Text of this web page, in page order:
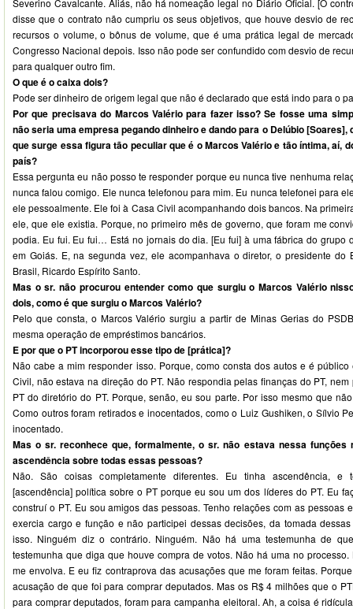
Severino Cavalcante. Aliás, não há nomeação legal no Diário Oficial. [O
disse que o contrato não cumpriu os seus objetivos, que houve desvio de
recursos o volume, o bônus de volume, que é uma prática legal de
Congresso Nacional depois. Isso não pode ser confundido com desvio de
para qualquer outro fim.
O que é o caixa dois?
Pode ser dinheiro de origem legal que não é declarado que está indo para o
Por que precisava do Marcos Valério para fazer isso? Se fosse uma
não seria uma empresa pegando dinheiro e dando para o Delúbio [Soares],
que surge essa figura tão peculiar que é o Marcos Valério e tão íntima, aí,
país?
Essa pergunta eu não posso te responder porque eu nunca tive nenhuma
nunca falou comigo. Ele nunca telefonou para mim. Eu nunca telefonei para
ele pessoalmente. Ele foi à Casa Civil acompanhando dois bancos. Na
ele, que ele existia. Porque, no primeiro mês de governo, que foram me
podia. Eu fui. Eu fui… Está no jornais do dia. [Eu fui] à uma fábrica do grupo
em Goiás. E, na segunda vez, ele acompanhava o diretor, o presidente do
Brasil, Ricardo Espírito Santo.
Mas o sr. não procurou entender como que surgiu o Marcos Valério
dois, como é que surgiu o Marcos Valério?
Pelo que consta, o Marcos Valério surgiu a partir de Minas Gerias do
mesma operação de empréstimos bancários.
E por que o PT incorporou esse tipo de [prática]?
Não cabe a mim responder isso. Porque, como consta dos autos e é
Civil, não estava na direção do PT. Não respondia pelas finanças do PT,
PT do diretório do PT. Porque, senão, eu sou parte. Por isso mesmo que
Como outros foram retirados e inocentados, como o Luiz Gushiken, o Sílvio
inocentado.
Mas o sr. reconhece que, formalmente, o sr. não estava nessa funções
ascendência sobre todas essas pessoas?
Não. São coisas completamente diferentes. Eu tinha ascendência,
[ascendência] política sobre o PT porque eu sou um dos líderes do PT. Eu
construí o PT. Eu sou amigos das pessoas. Tenho relações com as pessoas
exercia cargo e função e não participei dessas decisões, da tomada
isso. Ninguém diz o contrário. Ninguém. Não há uma testemunha de
testemunha que diga que houve compra de votos. Não há uma no
me envolva. E eu fiz contraprova das acusações que me foram feitas.
acusação de que foi para comprar deputados. Mas os R$ 4 milhões que o
para comprar deputados, foram para campanha eleitoral. Ah, a coisa é